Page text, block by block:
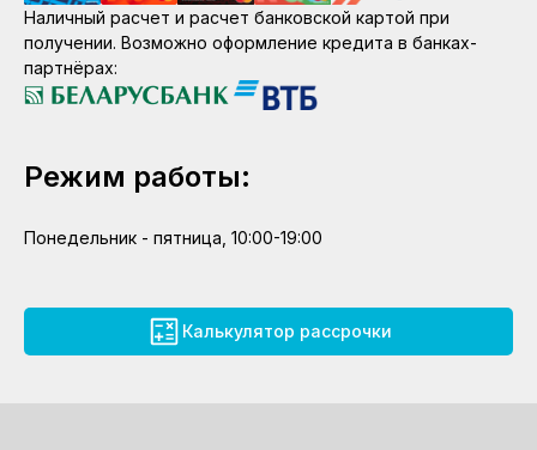
Наличный расчет и расчет банковской картой при
получении. Возможно оформление кредита в банках-
партнёрах:
Режим работы:
Понедельник - пятница, 10:00-19:00
Калькулятор рассрочки